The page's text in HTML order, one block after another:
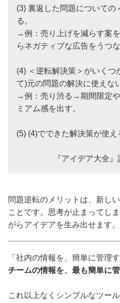
(3) 裏返した問題についての
る。
→例：売り上げを減らす案
らネガティブな広告をうつな
(4) ＜逆転解決策＞がいくつ
て)元の問題の解決に使えな
→例：売り渋る→期間限定
ミアム感を出す。
(5) (4)でできた解決策が使え
『アイデア大全
問題逆転のメリットは、新し
ことです。思考が止まってし
がらアイデアを生み出せます。
「社内の情報を、簡単に管理
チームの情報を、最も簡単に
これ以上なくシンプルなツー